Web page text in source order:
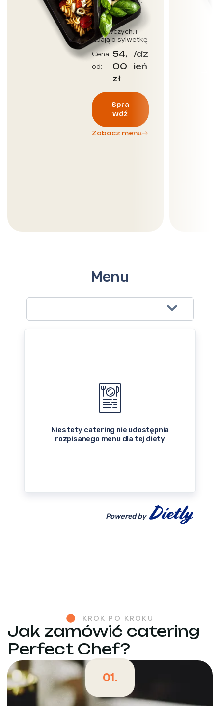
którzy dbają o
dostarczenie
wartości
odżywczych. i
dbają o sylwetkę.
Cena
od:
54,
00
zł
/dz
ień
Spra
wdź
Zobacz menu
Menu
Niestety catering nie udostępnia
rozpisanego menu dla tej diety
Powered by
KROK PO KROKU
Jak zamówić catering
Perfect Chef?
01.